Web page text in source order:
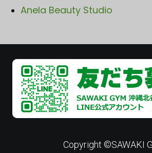
Anela Beauty Studio
Copyright ©SAWAKI